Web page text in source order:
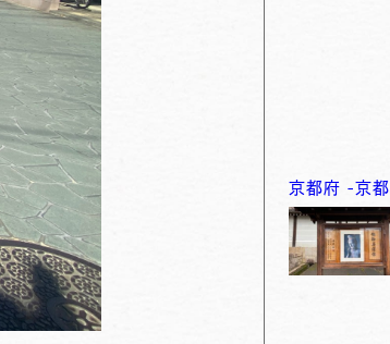
京都府 -京